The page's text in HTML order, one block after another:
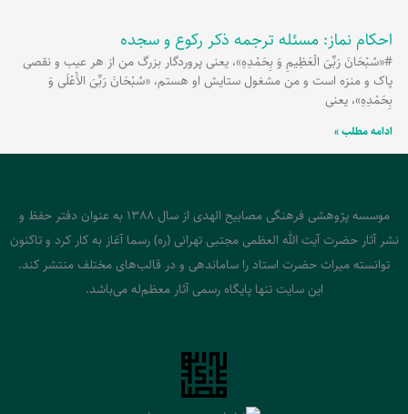
احکام نماز: مسئله ترجمه ذکر رکوع و سجده
#«سُبْحَانَ رَبِّیَ الْعَظِیمِ وَ بِحَمْدِهِ»، یعنی پروردگار بزرگ من از هر عیب و نقصی
پاک و منزه است و من مشغول ستایش او هستم، «سُبْحَانَ رَبِّیَ الاَْعْلَی وَ
بِحَمْدِهِ»، یعنی
ادامه مطلب »
موسسه پژوهشی فرهنگی مصابیح الهدی از سال 1388 به عنوان دفتر حفظ و
نشر آثار حضرت آیت الله العظمی مجتبی تهرانی (ره) رسما آغاز به کار کرد و تاکنون
توانسته میراث حضرت استاد را ساماندهی و در قالب‌های مختلف منتشر کند.
این سایت تنها پایگاه رسمی آثار معظم‌له می‌باشد.